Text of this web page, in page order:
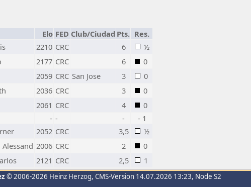
Elo FED Club/Ciudad Pts. Res.
2210 CRC 6
½
2177 CRC 6
0
2059 CRC San Jose 3
0
2036 CRC 3
0
2061 CRC 4
0
- - -
- 1
2052 CRC 3,5
½
Alessand 2006 CRC 2
0
2121 CRC 2,5 1
© 2006-2026 Heinz Herzog, CMS-Version 14.07.2026 13:23, Node S2